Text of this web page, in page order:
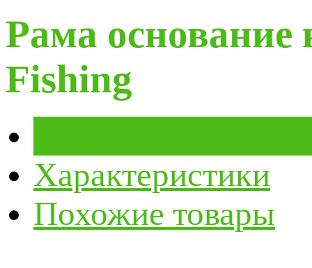
Рама
Fishing
Характеристики
Похожие товары